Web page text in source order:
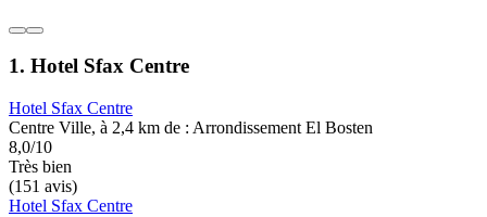
1. Hotel Sfax Centre
Hotel Sfax Centre
Centre Ville, à 2,4 km de : Arrondissement El Bosten
8,0/10
Très bien
(151 avis)
Hotel Sfax Centre